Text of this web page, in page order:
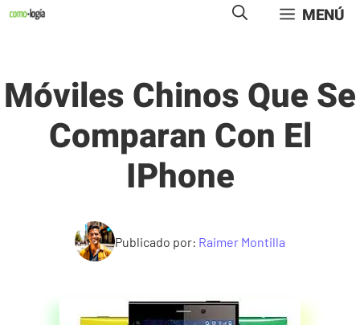
Saltar
MENÚ
Móviles Chinos Que Se
Comparan Con El
IPhone
Publicado por: Raimer Montilla